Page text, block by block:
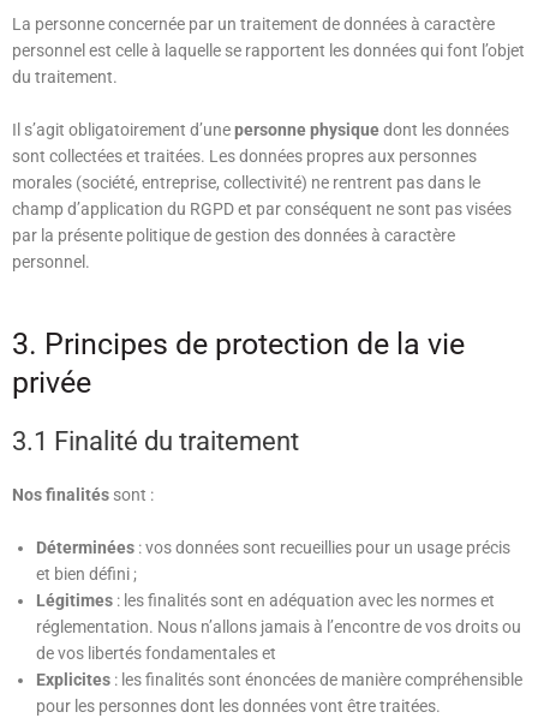
La personne concernée par un traitement de données à caractère
personnel est celle à laquelle se rapportent les données qui font l’objet
du traitement.
Il s’agit obligatoirement d’unepersonne physiquedont les données
sont collectées et traitées. Les données propres aux personnes
morales (société, entreprise, collectivité) ne rentrent pas dans le
champ d’application du RGPD et par conséquent ne sont pas visées
par la présente politique de gestion des données à caractère
personnel.
3. Principes de protection de la vie
privée
3.1 Finalité du traitement
Nos finalités sont :
Déterminées :vos données sont recueillies pour un usage précis
et bien défini ;
Légitimes : les finalités sont en adéquation avec les normes et
réglementation. Nous n’allons jamais à l’encontre de vos droits ou
de vos libertés fondamentales et
Explicites : les finalités sont énoncées de manière compréhensible
pour les personnes dont les données vont être traitées.